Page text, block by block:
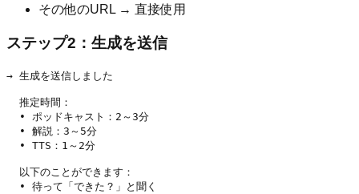
その他のURL → 直接使用
ステップ2：生成を送信
→ 生成を送信しました
  推定時間：
  • ポッドキャスト：2～3分
  • 解説：3～5分
  • TTS：1～2分
  以下のことができます：
  • 待って「できた？」と聞く